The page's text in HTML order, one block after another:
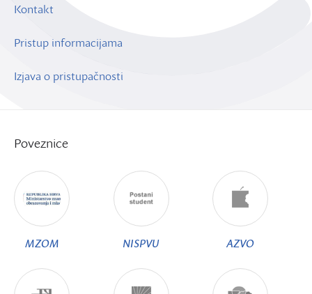
Kontakt
Pristup informacijama
Izjava o pristupačnosti
Poveznice
MZOM NISPVU AZVO